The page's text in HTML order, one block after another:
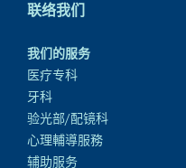
联络我们
我们的服务
医疗专科
牙科
验光部/配镜科
心理輔導服務
辅助服务